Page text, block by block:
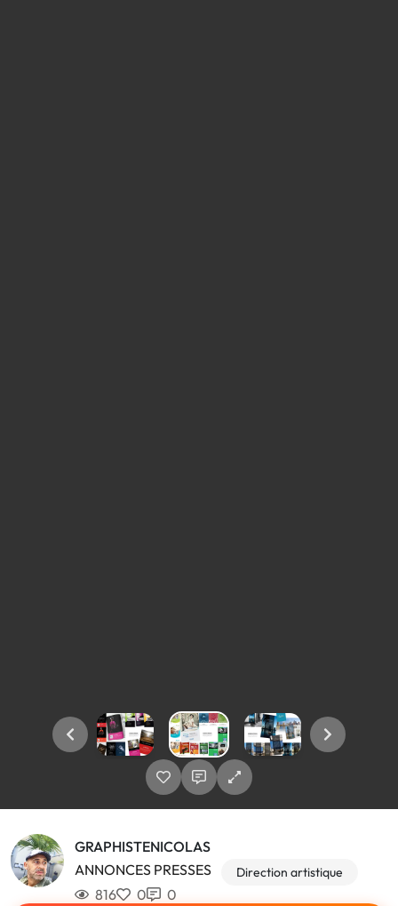
GRAPHISTENICOLAS
ANNONCES PRESSES
Direction artistique
816 0
0